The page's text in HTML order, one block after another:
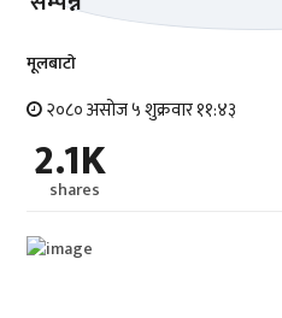
मूलबाटाे
२०८० असोज ५ शुक्रवार ११:४३
2.1K
shares